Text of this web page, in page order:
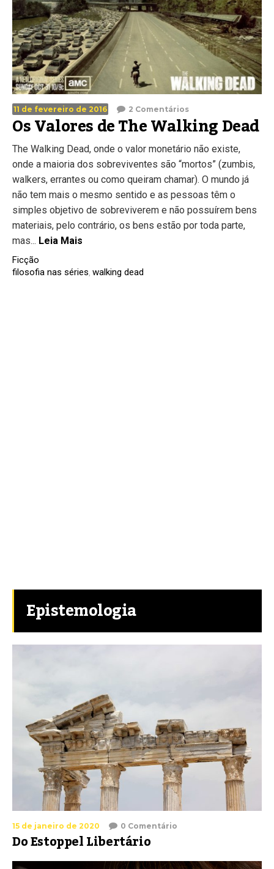
11 de fevereiro de 2016 2 Comentários
Os Valores de The Walking Dead
The Walking Dead, onde o valor monetário não existe,
onde a maioria dos sobreviventes são “mortos” (zumbis,
walkers, errantes ou como queiram chamar). O mundo já
não tem mais o mesmo sentido e as pessoas têm o
simples objetivo de sobreviverem e não possuírem bens
materiais, pelo contrário, os bens estão por toda parte,
mas... Leia Mais
Ficção
filosofia nas séries, walking dead
Epistemologia
15 de janeiro de 2020 0 Comentário
Do Estoppel Libertário